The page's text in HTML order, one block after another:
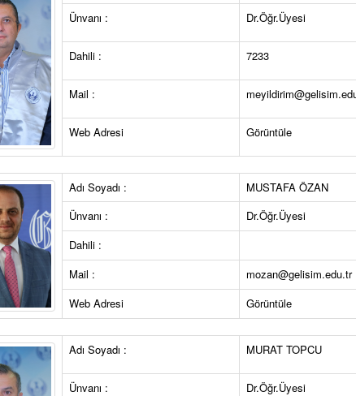
Ünvanı : Dr.Öğr.Üyesi
Dahili : 7233
Mail :
Web Adresi Görüntüle
Adı Soyadı :
MUSTAFA ÖZAN
Ünvanı :
Dr.Öğr.Üyesi
Dahili :
Mail :
mozan@gelisim.edu.tr
Web Adresi
Görüntüle
Adı Soyadı : MURAT TOPCU
Ünvanı : Dr.Öğr.Üyesi